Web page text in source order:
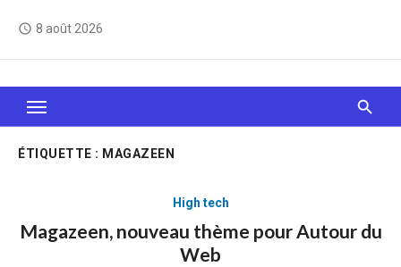
access_time 8 août 2026
Le Web, c'est comme une boîte de chocolats… On
sait jamais sur quoi on va tomber !
ÉTIQUETTE : MAGAZEEN
High tech
Magazeen, nouveau thème pour Autour du
Web